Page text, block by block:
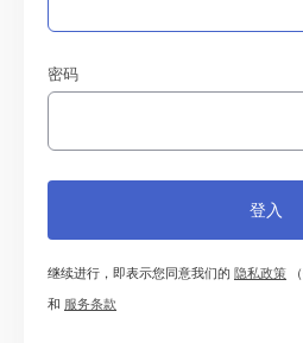
密码
继续进行，即表示您同意我们的 隐私政策
和 服务条款